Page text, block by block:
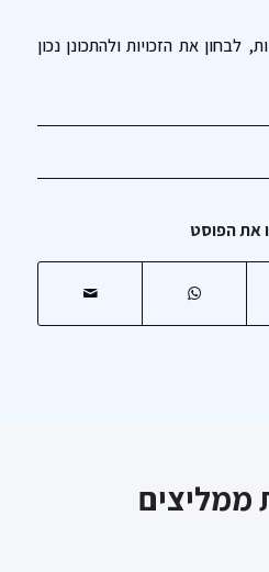
לבחון את הזכויות ולהתכונן נכון
את הפוסט
ממליצים